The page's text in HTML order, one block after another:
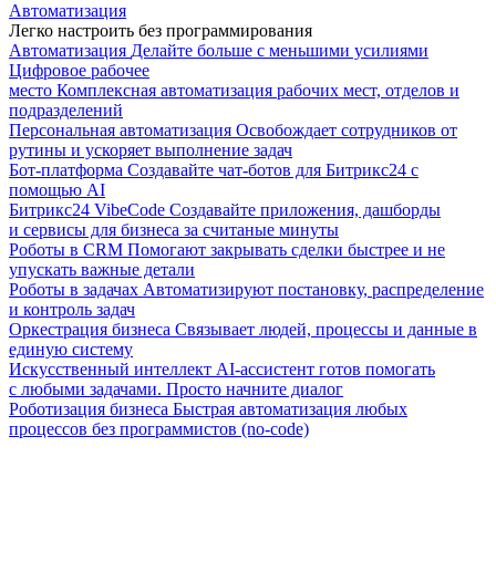
Автоматизация
Легко настроить без программирования
Автоматизация Делайте больше с меньшими усилиями
Цифровое рабочее
место Комплексная автоматизация рабочих мест, отделов и
подразделений
Персональная автоматизация Освобождает сотрудников от
рутины и ускоряет выполнение задач
Бот-платформа Создавайте чат-ботов для Битрикс24 с
помощью AI
Битрикс24 VibeCode Создавайте приложения, дашборды
и сервисы для бизнеса за считаные минуты
Роботы в CRM Помогают закрывать сделки быстрее и не
упускать важные детали
Роботы в задачах Автоматизируют постановку, распределение
и контроль задач
Оркестрация бизнеса Связывает людей, процессы и данные в
единую систему
Искусственный интеллект AI-ассистент готов помогать
с любыми задачами. Просто начните диалог
Роботизация бизнеса Быстрая автоматизация любых
процессов без программистов (no-code)